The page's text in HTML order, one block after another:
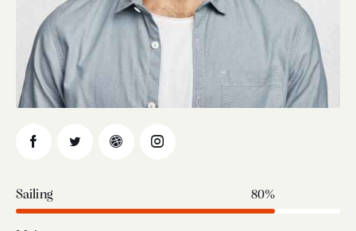
Sailing 80%